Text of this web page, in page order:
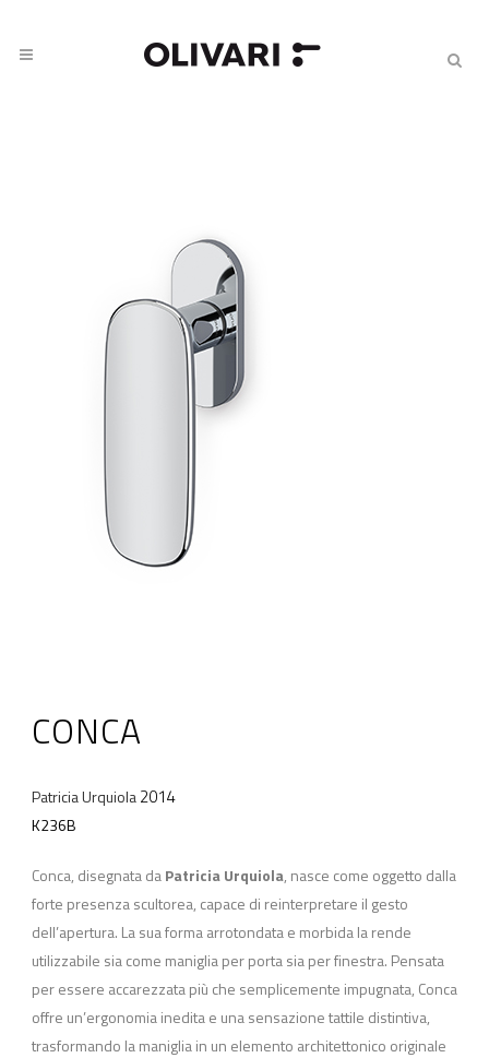
CONCA
Patricia Urquiola2014
K236B
Conca, disegnata daPatricia Urquiola, nasce come oggetto dalla
forte presenza scultorea, capace di reinterpretare il gesto
dell’apertura. La sua forma arrotondata e morbida la rende
utilizzabile sia come maniglia per porta sia per finestra. Pensata
per essere accarezzata più che semplicemente impugnata, Conca
offre un’ergonomia inedita e una sensazione tattile distintiva,
trasformando la maniglia in un elemento architettonico originale